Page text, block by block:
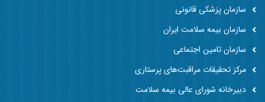
سازمان پزشکی قانونی
سازمان بیمه سلامت ایران
سازمان تامین اجتماعی
مرکز تحقیقات مراقبت‌های پرستاری
دبیرخانه شورای عالی بیمه سلامت